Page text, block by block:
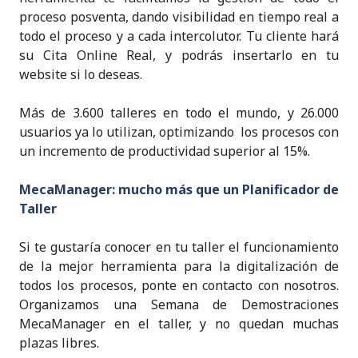
n o
o
k
p
p
proceso posventa, dando visibilidad en tiempo real a
todo el proceso y a cada intercolutor. Tu cliente hará
su Cita Online Real, y podrás insertarlo en tu
website si lo deseas.
Más de 3.600 talleres en todo el mundo, y 26.000
usuarios ya lo utilizan, optimizando los procesos con
un incremento de productividad superior al 15%.
MecaManager: mucho más que un Planificador de
Taller
Si te gustaría conocer en tu taller el funcionamiento
de la mejor herramienta para la digitalización de
todos los procesos, ponte en contacto con nosotros.
Organizamos una Semana de Demostraciones
MecaManager en el taller, y no quedan muchas
plazas libres.